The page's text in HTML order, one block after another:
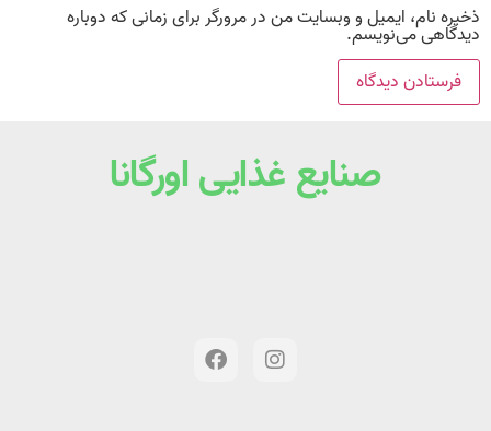
ذخیره نام، ایمیل و وبسایت من در مرورگر برای زمانی که دوباره
دیدگاهی می‌نویسم.
صنایع غذایی اورگانا